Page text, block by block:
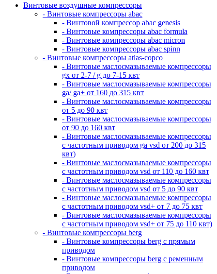
Винтовые воздушные компрессоры
- Винтовые компрессоры abac
- Винтовой компрессор abac genesis
- Винтовые компрессоры abac formula
- Винтовые компрессоры abac micron
- Винтовые компрессоры abac spinn
- Винтовые компрессоры atlas-copco
- Винтовые маслосмазываемые компрессоры
gx от 2-7 / g до 7-15 квт
- Винтовые маслосмазываемые компрессоры
ga/ ga+ от 160 до 315 квт
- Винтовые маслосмазываемые компрессоры
от 5 до 90 квт
- Винтовые маслосмазываемые компрессоры
от 90 до 160 квт
- Винтовые маслосмазываемые компрессоры
с частотным приводом ga vsd от 200 до 315
квт)
- Винтовые маслосмазываемые компрессоры
с частотным приводом vsd от 110 до 160 квт
- Винтовые маслосмазываемые компрессоры
с частотным приводом vsd от 5 до 90 квт
- Винтовые маслосмазываемые компрессоры
с частотным приводом vsd+ от 7 до 75 квт
- Винтовые маслосмазываемые компрессоры
с частотным приводом vsd+ от 75 до 110 квт)
- Винтовые компрессоры berg
- Винтовые компрессоры berg с прямым
приводом
- Винтовые компрессоры berg с ременным
приводом